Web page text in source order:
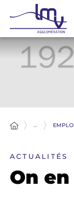
…
ACTUALITÉS
On